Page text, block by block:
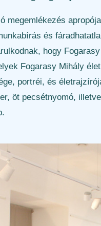
megemlékezés
és
hogy
Fogarasy Mihály
portréi, és
öt pecsétnyomó,